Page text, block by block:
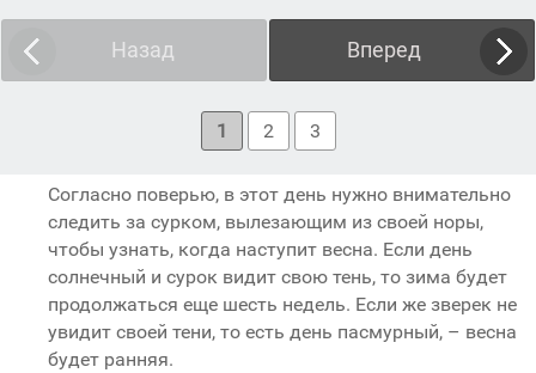
Назад Вперед
1 2 3
Согласно поверью, в этот день нужно внимательно
следить за сурком, вылезающим из своей норы,
чтобы узнать, когда наступит весна. Если день
солнечный и сурок видит свою тень, то зима будет
продолжаться еще шесть недель. Если же зверек не
увидит своей тени, то есть день пасмурный, – весна
будет ранняя.